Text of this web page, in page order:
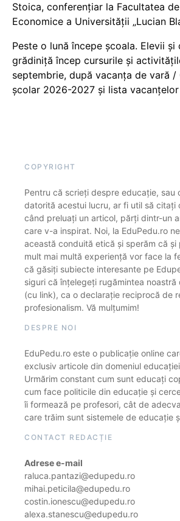
Stoica, conferențiar la Facultatea
Economice a Universității „Lucian
Peste o lună începe școala. Elevii și
grădiniță încep cursurile și
septembrie, după vacanța de vară /
școlar 2026-2027 și lista vacanțelor
COPYRIGHT
Pentru că scrieți despre educație, sau
datorită acestui lucru, ar fi util să citați
când preluați un articol, părți dintr-un
care v-a inspirat. Noi, la EduPedu.ro
această conduită etică și sperăm că și
mult mai multă experiență vor face la
că găsiți subiecte interesante pe
siguri că înțelegeți rugămintea noastră
(cu link), ca o declarație reciprocă de
profesionalism. Vă mulțumim!
DESPRE NOI
EduPedu.ro este o publicație online
exclusiv articole din domeniul
Urmărim constant cum sunt educați
cum face politicile din educație și
îi formează pe profesori, cât de
care trăim sunt sistemele de educație
CONTACT REDACȚIE
Adrese e-mail
raluca.pantazi@edupedu.ro
mihai.peticila@edupedu.ro
costin.ionescu@edupedu.ro
alexa.stanescu@edupedu.ro